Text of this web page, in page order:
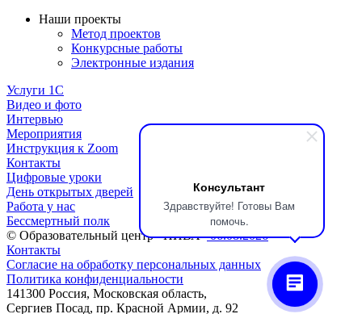
Консультант
Здравствуйте! Готовы Вам
помочь.
Наши проекты
Метод проектов
Конкурсные работы
Электронные издания
Услуги 1C
Видео и фото
Интервью
Мероприятия
Инструкция к Zoom
Контакты
Цифровые уроки
День открытых дверей
Работа у нас
Бессмертный полк
© Образовательный центр «НИВА»06.08.2026
Контакты
Согласие на обработку персональных данных
Политика конфиденциальности
141300 Россия, Московская область,
Сергиев Посад, пр. Красной Армии, д. 92